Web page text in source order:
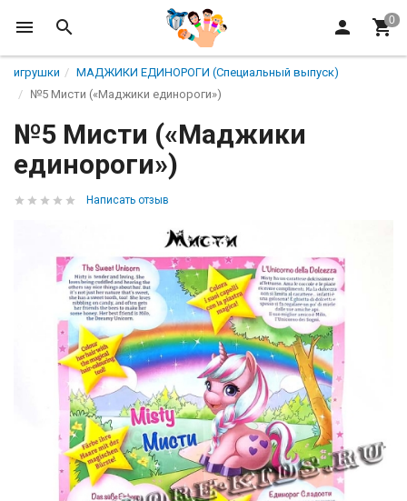
игрушки
МАДЖИКИ ЕДИНОРОГИ (Специальный выпуск)
№5 Мисти («Маджики единороги»)
№5 Мисти («Маджики
единороги»)
Написать отзыв